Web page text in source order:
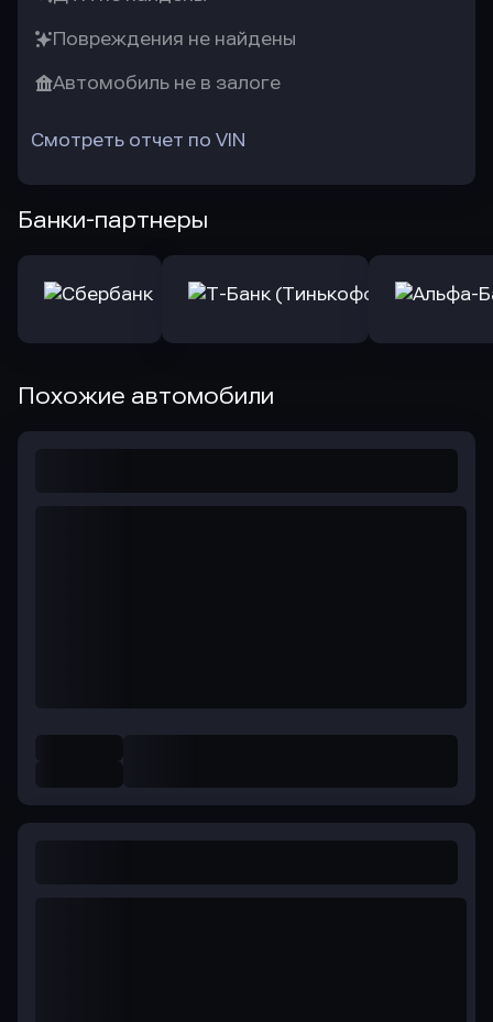
Повреждения не найдены
Автомобиль не в залоге
Смотреть отчет по VIN
Банки-партнеры
Похожие автомобили